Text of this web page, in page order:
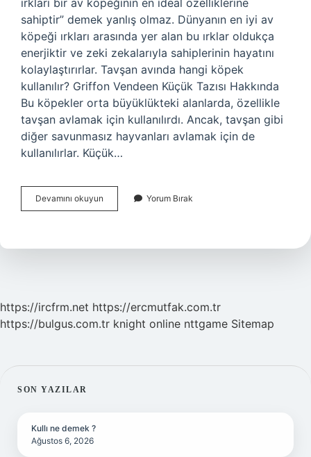
ırkları bir av köpeğinin en ideal özelliklerine
sahiptir” demek yanlış olmaz. Dünyanın en iyi av
köpeği ırkları arasında yer alan bu ırklar oldukça
enerjiktir ve zeki zekalarıyla sahiplerinin hayatını
kolaylaştırırlar. Tavşan avında hangi köpek
kullanılır? Griffon Vendeen Küçük Tazısı Hakkında
Bu köpekler orta büyüklükteki alanlarda, özellikle
tavşan avlamak için kullanılırdı. Ancak, tavşan gibi
diğer savunmasız hayvanları avlamak için de
kullanılırlar. Küçük…
Devamını okuyun
Köpekleri
Yorum Bırak
https://ircfrm.net https://ercmutfak.com.tr
https://bulgus.com.tr knight online nttgame Sitemap
SIDEBAR
SON YAZILAR
Kullı ne demek ?
Ağustos 6, 2026